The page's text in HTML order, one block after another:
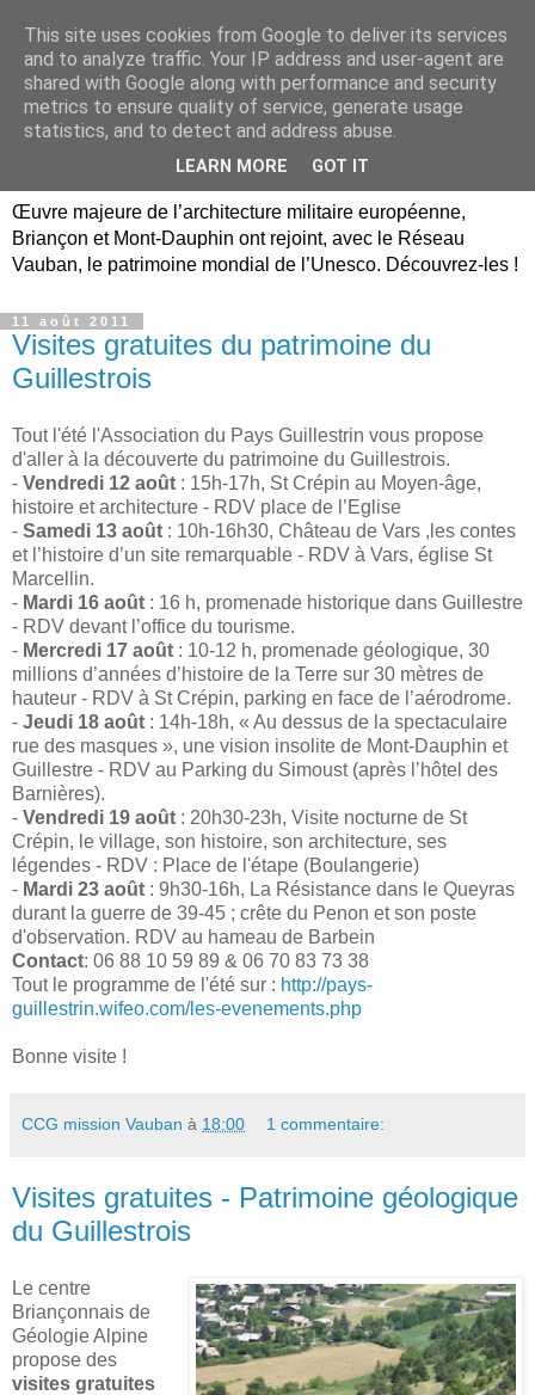
Briançon, Mont-Dauphin,
Vauban Unesco Hautes-
Œuvre majeure de l’architecture militaire européenne,
Briançon et Mont-Dauphin ont rejoint, avec le Réseau
Vauban, le patrimoine mondial de l’Unesco. Découvrez-les !
11 août 2011
Visites gratuites du patrimoine du
Guillestrois
Tout l'été l'Association du Pays Guillestrin vous propose
d'aller à la découverte du patrimoine du Guillestrois.
- Vendredi 12 août : 15h-17h, St Crépin au Moyen-âge,
histoire et architecture - RDV place de l’Eglise
- Samedi 13 août : 10h-16h30, Château de Vars ,les contes
et l’histoire d’un site remarquable - RDV à Vars, église St
Marcellin.
- Mardi 16 août : 16 h, promenade historique dans Guillestre
- RDV devant l’office du tourisme.
- Mercredi 17 août : 10-12 h, promenade géologique, 30
millions d’années d’histoire de la Terre sur 30 mètres de
hauteur - RDV à St Crépin, parking en face de l’aérodrome.
- Jeudi 18 août : 14h-18h, « Au dessus de la spectaculaire
rue des masques », une vision insolite de Mont-Dauphin et
Guillestre - RDV au Parking du Simoust (après l’hôtel des
Barnières).
- Vendredi 19 août : 20h30-23h, Visite nocturne de St
Crépin, le village, son histoire, son architecture, ses
légendes - RDV : Place de l'étape (Boulangerie)
- Mardi 23 août : 9h30-16h, La Résistance dans le Queyras
durant la guerre de 39-45 ; crête du Penon et son poste
d'observation. RDV au hameau de Barbein
Contact: 06 88 10 59 89 & 06 70 83 73 38
Tout le programme de l'été sur : http://pays-
guillestrin.wifeo.com/les-evenements.php
Bonne visite !
CCG mission Vauban à 18:00 1 commentaire:
Visites gratuites - Patrimoine géologique
du Guillestrois
Le centre
Briançonnais de
Géologie Alpine
propose des
visites gratuites
This site uses cookies from Google to deliver its services
and to analyze traffic. Your IP address and user-agent are
shared with Google along with performance and security
metrics to ensure quality of service, generate usage
statistics, and to detect and address abuse.
LEARN MORE GOT IT